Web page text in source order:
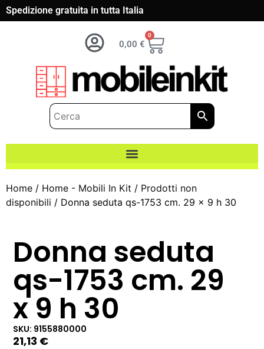
Spedizione gratuita in tutta Italia
0,00 €
0
Home / Home - Mobili In Kit / Prodotti non
disponibili / Donna seduta qs-1753 cm. 29 x 9 h 30
Donna seduta
qs-1753 cm. 29
x 9 h 30
SKU: 9155880000
21,13 €